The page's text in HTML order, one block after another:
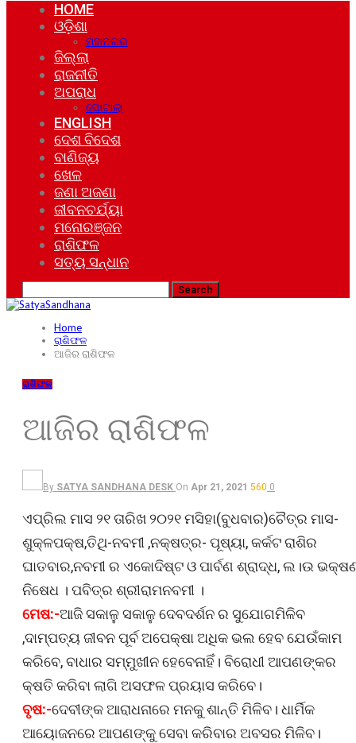
HOME
ଓଡ଼ିଶା
ମହାନଗର
ଜିଲ୍ଲା
ରାଜନୀତି
ଅପରାଧ
ଘୋଟାଲା
ENGLISH
ଦେଶ ବିଦେଶ
ବାଣିଜ୍ୟ
ଖେଳ
ଜଣା ଅଜଣା
ଜୀବନଚର୍ଯ୍ୟା
ମନୋରଞ୍ଜନ
ରାଶିଫଳ
ସତ୍ୟ ସନ୍ଧାନ
Home
ରାଶିଫଳ
ଆଜିର ରାଶିଫଳ
ରାଶିଫଳ
ଆଜିର ରାଶିଫଳ
By SATYA SANDHANA DESK On Apr 21, 2021 560 0
ଏପ୍ରିଲ ମାସ ୨୧ ତାରିଖ ୨୦୨୧ ମସିହା(ବୁଧବାର)ଚୈତ୍ର ମାସ-
ଶୁକ୍ଳପକ୍ଷ,ତିଥି-ନବମୀ ,ନକ୍ଷତ୍ର- ପୂଷ୍ୟା, କର୍କଟ ରାଶିର
ଘାତବାର,ନବମୀ ର ଏକୋଦିଷ୍ଟ ଓ ପାର୍ବଣ ଶ୍ରାଦ୍ଧ, ଲ।ଉ
ନିଷେଧ । ପବିତ୍ର ଶ୍ରୀରାମନବମୀ ।
ମେଷ:-ଆଜି ସକାଳୁ ସକାଳୁ ଦେବଦର୍ଶନ ର ସୁଯୋଗମିଳିବ
,ଦାମ୍ପତ୍ୟ ଜୀବନ ପୂର୍ବ ଅପେକ୍ଷା ଅଧିକ ଭଲ ହେବ ଯେଉଁକାମ
କରିବେ, ବାଧାର ସମ୍ମୁଖୀନ ହେବେନାହିଁ। ବିରୋଧୀ ଆପଣଙ୍କର
କ୍ଷତି କରିବା ଲାଗି ଅସଫଳ ପ୍ରୟାସ କରିବେ।
ବୃଷ:-ଦେବୀଙ୍କ ଆରାଧନାରେ ମନକୁ ଶାନ୍ତି ମିଳିବ। ଧାର୍ମିକ
ଆୟୋଜନରେ ଆପଣଙ୍କୁ ସେବା କରିବାର ଅବସର ମିଳିବ।